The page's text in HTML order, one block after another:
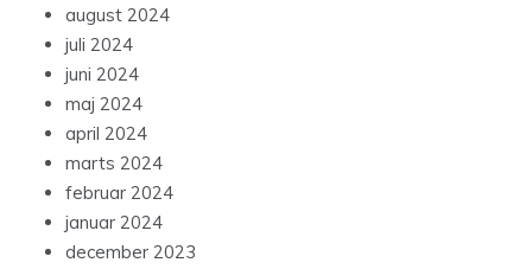
august 2024
juli 2024
juni 2024
maj 2024
april 2024
marts 2024
februar 2024
januar 2024
december 2023